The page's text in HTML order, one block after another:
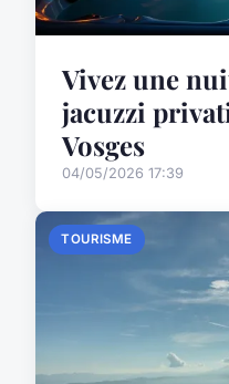
Vivez une
jacuzzi
Vosges
04/05/2026 17:39
TOURISME